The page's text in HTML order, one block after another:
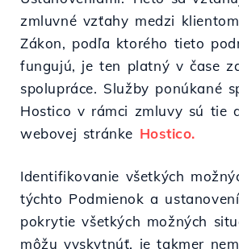
zmluvné vzťahy medzi
Zákon, podľa ktorého tieto
fungujú, je ten platný v čase
spolupráce. Služby ponúkané
Hostico v rámci zmluvy sú tie
webovej stránke Hostico.
Identifikovanie všetkých
týchto Podmienok a
pokrytie všetkých možných
môžu vyskytnúť, je takmer